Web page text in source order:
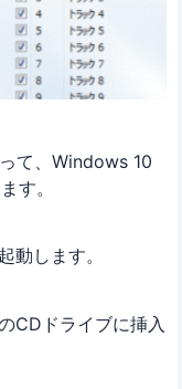
て、Windows 10
す。
動します。
CDドライブに挿入